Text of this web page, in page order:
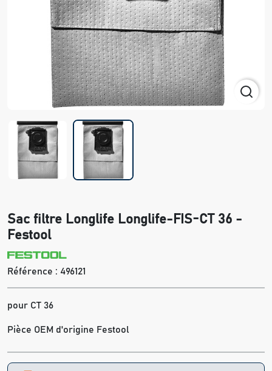
Sac filtre Longlife Longlife-FIS-CT 36 -
Festool
Référence : 496121
pour CT 36
Pièce OEM d'origine Festool